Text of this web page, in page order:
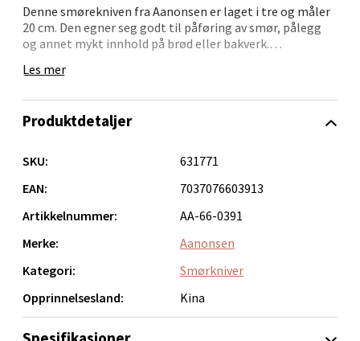
Denne smørekniven fra Aanonsen er laget i tre og måler
20 cm. Den egner seg godt til påføring av smør, pålegg
og annet mykt innhold på brød eller bakverk.
Kniven har et ergonomisk håndtak som gir et stabilt
bevare kvaliteten.
Les mer
Produktdetaljer
SKU:
631771
EAN:
7037076603913
Artikkelnummer:
AA-66-0391
Merke:
Aanonsen
Kategori:
Smørkniver
Opprinnelsesland:
Kina
0 i butikk
Folke Bernadottes vei 52, 5147 Fyllingsdalen
Åpent i dag 10-21